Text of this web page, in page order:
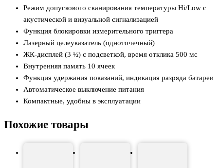
Режим допускового сканирования температуры Hi/Low с
акустической и визуальной сигнализацией
Функция блокировки измерительного триггера
Лазерный целеуказатель (одноточечный)
ЖК-дисплей (3 ½) с подсветкой, время отклика 500 мс
Внутренняя память 10 ячеек
Функция удержания показаний, индикация разряда батареи
Автоматическое выключение питания
Компактные, удобны в эксплуатации
Похожие товары